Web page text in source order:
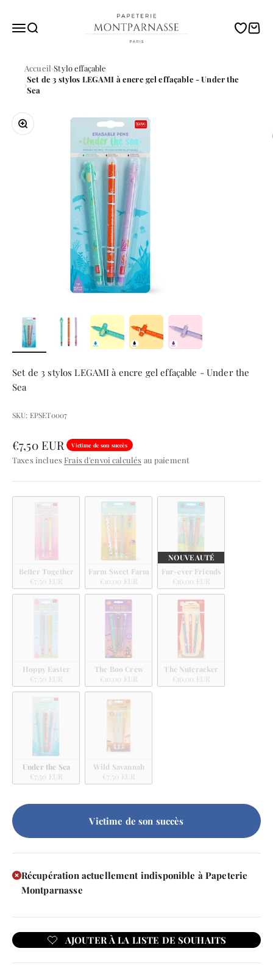
MenuRecherche
Papeterie Montparnasse
Accueil Stylo effaçable
Set de 3 stylos LEGAMI à encre gel effaçable - Under the
Sea
Zoomer sur l'image
Set de 3 stylos LEGAMI à encre gel effaçable - Under the
Sea
SKU: EPSET0007
Prix de vente
€7,50 EUR Victime de son succès
Taxes inclues Frais d'envoi calculés au paiement
Better Together
€7,50 EUR
Farm Sweet Farm
€10,00 EUR
NOUVEAUTÉ
Fur-ever Friends
€10,00 EUR
Hoppy Easter
€7,50 EUR
The Boo Crew
€10,00 EUR
The Nutcracker
€10,00 EUR
Under the Sea
€7,50 EUR
Wild Savannah
€7,50 EUR
Victime de son succès
Récupération actuellement indisponible à Papeterie
Montparnasse